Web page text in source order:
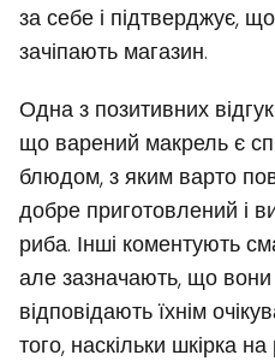
за себе і підтверджує,
зачіпають магазин.
Одна з позитивних
що варений макрель є
блюдом, з яким варто
добре приготовлений і
риба. Інші коментують
але зазначають, що
відповідають їхнім
того, наскільки шкірка